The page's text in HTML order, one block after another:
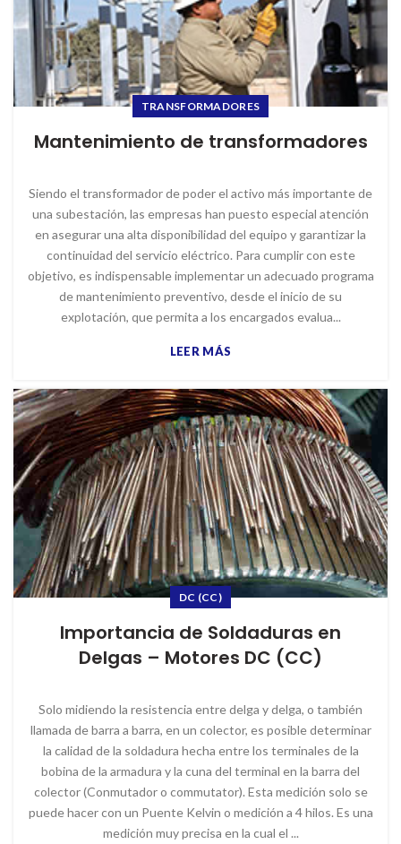
TRANSFORMADORES
Mantenimiento de transformadores
Siendo el transformador de poder el activo más importante de
una subestación, las empresas han puesto especial atención
en asegurar una alta disponibilidad del equipo y garantizar la
continuidad del servicio eléctrico. Para cumplir con este
objetivo, es indispensable implementar un adecuado programa
de mantenimiento preventivo, desde el inicio de su
explotación, que permita a los encargados evalua...
LEER MÁS
DC (CC)
Importancia de Soldaduras en
Delgas – Motores DC (CC)
Solo midiendo la resistencia entre delga y delga, o también
llamada de barra a barra, en un colector, es posible determinar
la calidad de la soldadura hecha entre los terminales de la
bobina de la armadura y la cuna del terminal en la barra del
colector (Conmutador o commutator). Esta medición solo se
puede hacer con un Puente Kelvin o medición a 4 hilos. Es una
medición muy precisa en la cual el ...